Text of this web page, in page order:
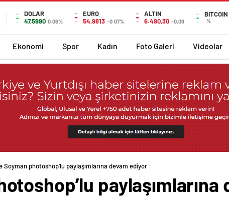
DOLAR
47,5990 0.06%
EURO
54,9813 -0.07%
ALTIN
6.490,30 -0,09
BITCOIN
%
Ekonomi Spor Kadın Foto Galeri Videolar
Soyman photoshop’lu paylaşımlarına devam ediyor